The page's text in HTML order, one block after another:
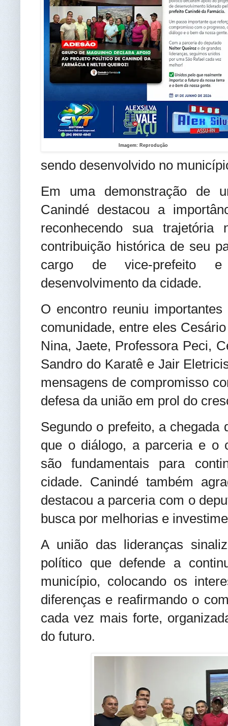
Imagem: Reprodução
sendo desenvolvido no
Em uma demonstração de
Canindé destacou a
reconhecendo sua
contribuição histórica de seu
cargo de vice-prefeito e
desenvolvimento da cidade.
O encontro reuniu
comunidade, entre eles
Nina, Jaete, Professora Peci,
Sandro do Karatê e Jair
mensagens de compromisso
defesa da união em prol do
Segundo o prefeito, a chegada
que o diálogo, a parceria e o
são fundamentais para
cidade. Canindé também
destacou a parceria com o
busca por melhorias e
A união das lideranças
político que defende a
município, colocando os
diferenças e reafirmando o
cada vez mais forte,
do futuro.